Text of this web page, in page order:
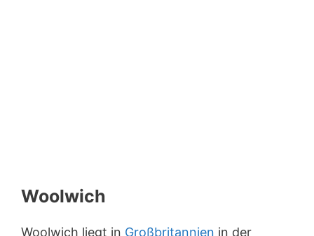
Woolwich
Woolwich liegt in Großbritannien in der